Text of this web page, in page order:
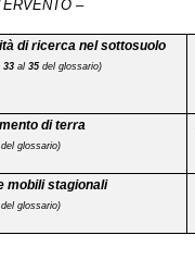
–
di ricerca nel sottosuolo
33 al35 del glossario)
di terra
del glossario)
mobili stagionali
glossario)